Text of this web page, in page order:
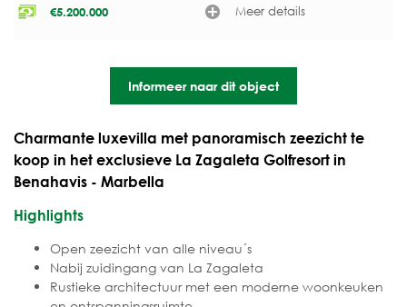
€5.200.000 Meer details
Informeer naar dit object
Charmante luxevilla met panoramisch zeezicht te
koop in het exclusieve La Zagaleta Golfresort in
Benahavis - Marbella
Highlights
Open zeezicht van alle niveau´s
Nabij zuidingang van La Zagaleta
Rustieke architectuur met een moderne woonkeuken